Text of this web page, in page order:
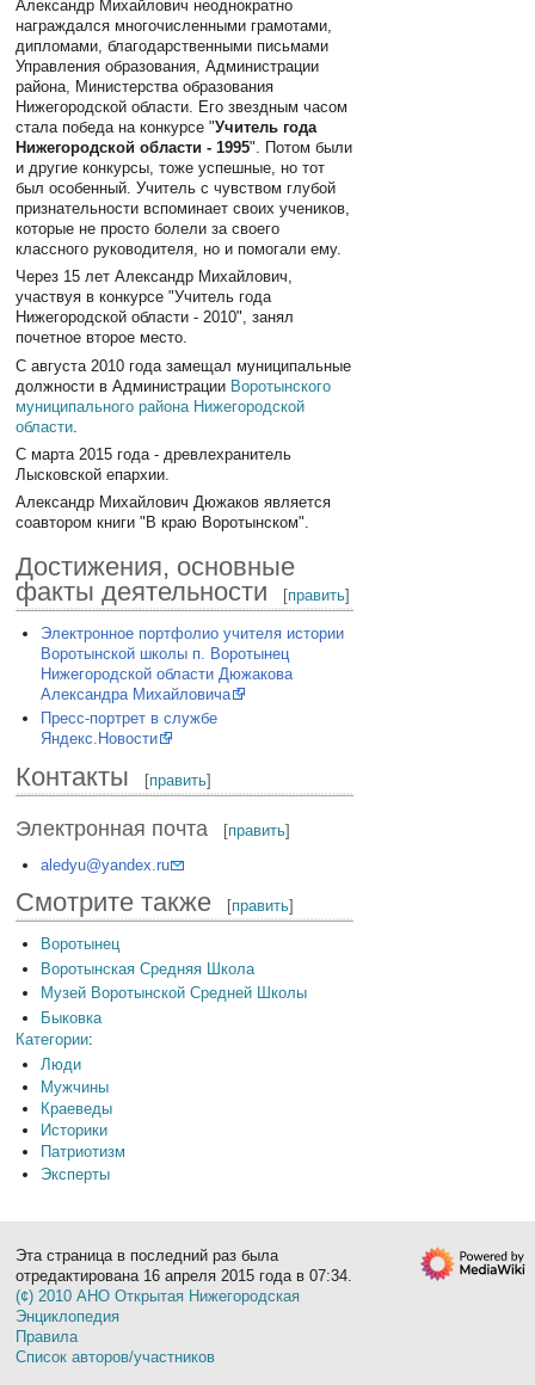
Александр Михайлович неоднократно
награждался многочисленными грамотами,
дипломами, благодарственными письмами
Управления образования, Администрации
района, Министерства образования
Нижегородской области. Его звездным часом
стала победа на конкурсе "Учитель года
Нижегородской области - 1995". Потом были
и другие конкурсы, тоже успешные, но тот
был особенный. Учитель с чувством глубой
признательности вспоминает своих учеников,
которые не просто болели за своего
классного руководителя, но и помогали ему.
Через 15 лет Александр Михайлович,
участвуя в конкурсе "Учитель года
Нижегородской области - 2010", занял
почетное второе место.
С августа 2010 года замещал муниципальные
должности в Администрации Воротынского
муниципального района Нижегородской
области
С марта 2015 года - древлехранитель
Лысковской епархии.
Александр Михайлович Дюжаков является
соавтором книги "В краю Воротынском".
Достижения, основные
факты деятельности
[править]
Электронное портфолио учителя истории
Воротынской школы п. Воротынец
Нижегородской области Дюжакова
Александра Михайловича
Пресс-портрет в службе
Яндекс.Новости
Контакты [править]
Электронная почта [править]
aledyu@yandex.ru
Смотрите также [править]
Воротынец
Воротынская Средняя Школа
Музей Воротынской Средней Школы
Быковка
Категории:
Люди
Мужчины
Краеведы
Историки
Патриотизм
Эксперты
Эта страница в последний раз была
отредактирована 16 апреля 2015 года в 07:34.
(¢) 2010 АНО Открытая Нижегородская
Энциклопедия
Правила
Список авторов/участников